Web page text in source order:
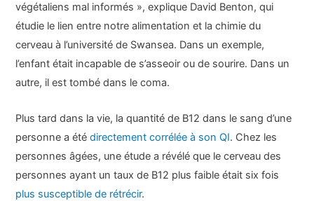
végétaliens mal informés », explique David Benton, qui
étudie le lien entre notre alimentation et la chimie du
cerveau à l’université de Swansea. Dans un exemple,
l’enfant était incapable de s’asseoir ou de sourire. Dans un
autre, il est tombé dans le coma.
Plus tard dans la vie, la quantité de B12 dans le sang d’une
personne a étédirectement corrélée à son QI. Chez les
personnes âgées, une étude a révélé que le cerveau des
personnes ayant un taux de B12 plus faible était six fois
plus susceptible de rétrécir.